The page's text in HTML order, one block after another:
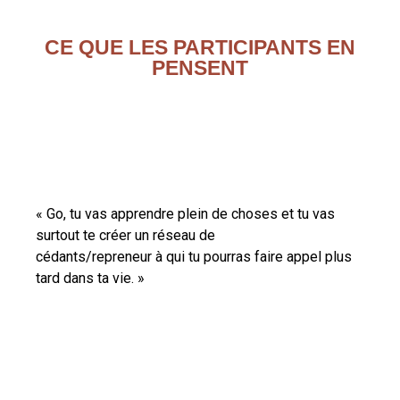
CE QUE LES PARTICIPANTS EN
PENSENT
« Go, tu vas apprendre plein de choses et tu vas
surtout te créer un réseau de
cédants/repreneur à qui tu pourras faire appel plus
tard dans ta vie. »